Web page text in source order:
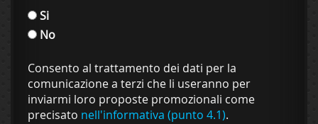
Si
No
Consento al trattamento dei dati per la
comunicazione a terzi che li useranno per
inviarmi loro proposte promozionali come
precisato nell'informativa (punto 4.1).